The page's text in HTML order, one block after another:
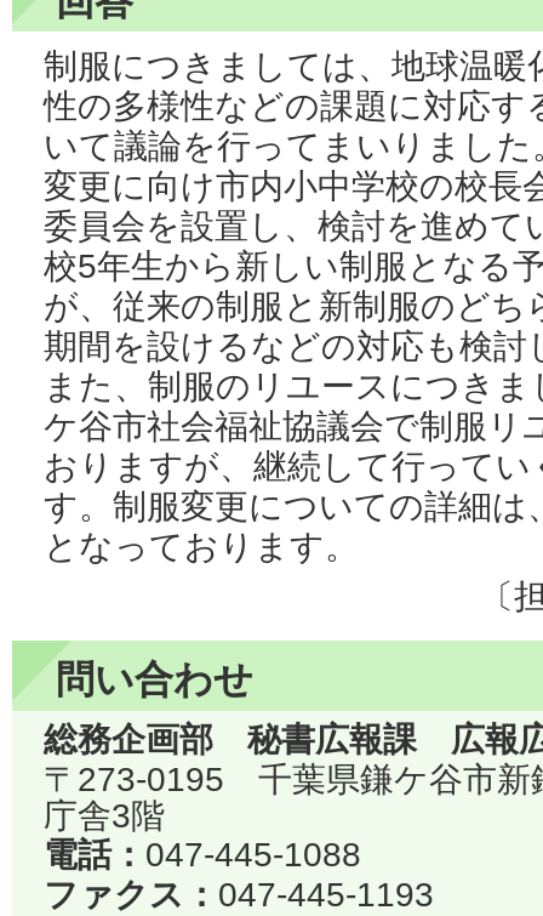
制服につきましては、地球温暖
性の多様性などの課題に対応
いて議論を行ってまいりまし
変更に向け市内小中学校の校長
委員会を設置し、検討を進めて
校5年生から新しい制服となる
が、従来の制服と新制服のど
期間を設けるなどの対応も検討
また、制服のリユースにつき
ケ谷市社会福祉協議会で制服リ
おりますが、継続して行って
す。制服変更についての詳細
となっております。
〔
問い合わせ
総務企画部 秘書広報課 広報
〒273-0195 千葉県鎌ケ谷市
庁舎3階
電話： 047-445-1088
ファクス： 047-445-1193